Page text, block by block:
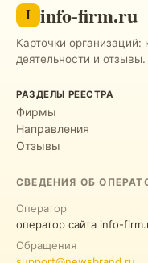
I info-firm.ru
Карточки организаций:
деятельности и отзывы.
РАЗДЕЛЫ РЕЕСТРА
Фирмы
Направления
Отзывы
СВЕДЕНИЯ ОБ
Оператор
оператор сайта info-
Обращения